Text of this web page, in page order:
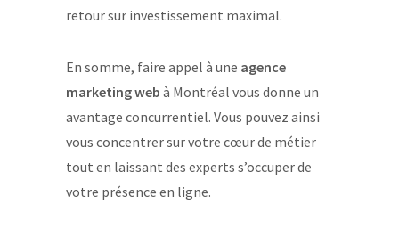
retour sur investissement maximal.
En somme, faire appel à une agence
marketing web à Montréal vous donne un
avantage concurrentiel. Vous pouvez ainsi
vous concentrer sur votre cœur de métier
tout en laissant des experts s’occuper de
votre présence en ligne.